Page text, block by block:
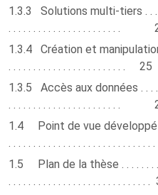
1.3.3 Solutions multi-tiers . . . . .
. . . . . . . . . . . . . . . . . . . . . . .
1.3.4 Création et
. . . . . . . . . . . . . . . . . . . . . . . . 25
1.3.5 Accès aux données . . . . .
. . . . . . . . . . . . . . . . . . . . . . .
1.4 Point de vue développé
. . . . . . . . . . . . . . . . . . . . . . . . . . .
1.5 Plan de la thèse . . . . . . . . .
. . . . . . . . . . . . . . . . . . . . . . . . . . . . .